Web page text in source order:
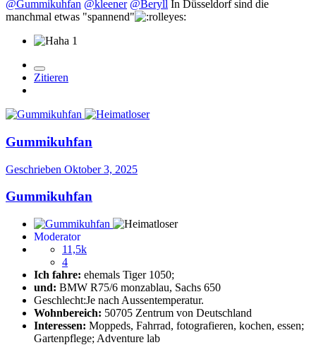
@Gummikuhfan @kleener @Beryll In Düsseldorf sind die
manchmal etwas "spannend"
1
Zitieren
Gummikuhfan
Geschrieben Oktober 3, 2025
Gummikuhfan
Moderator
11,5k
4
Ich fahre: ehemals Tiger 1050;
und: BMW R75/6 monzablau, Sachs 650
Geschlecht:Je nach Aussentemperatur.
Wohnbereich: 50705 Zentrum von Deutschland
Interessen: Moppeds, Fahrrad, fotografieren, kochen, essen;
Gartenpflege; Adventure lab